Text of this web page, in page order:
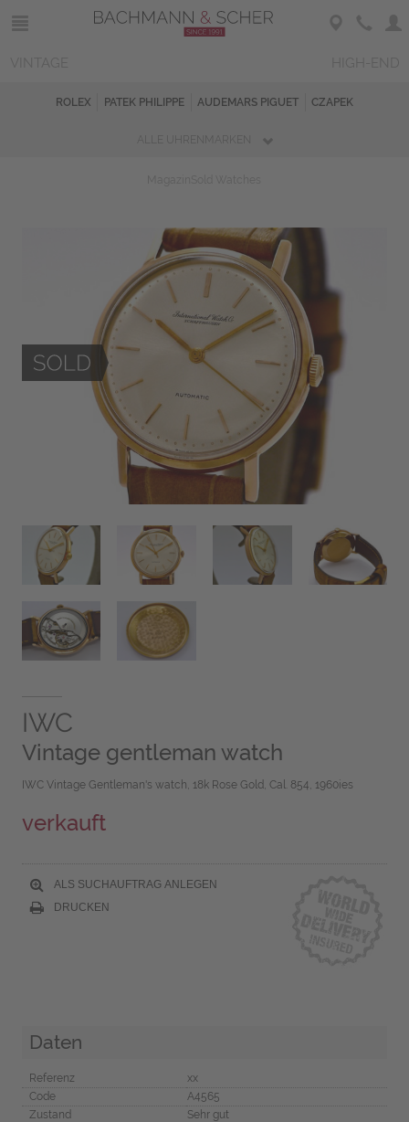
ROLEX PATEK PHILIPPE AUDEMARS PIGUET CZAPEK
IWC
Vintage gentleman watch
IWC Vintage Gentleman's watch, 18k Rose Gold, Cal. 854, 1960ies
verkauft
ALS SUCHAUFTRAG ANLEGEN
DRUCKEN
Daten
Referenz
xx
Code
A4565
Zustand
Sehr gut